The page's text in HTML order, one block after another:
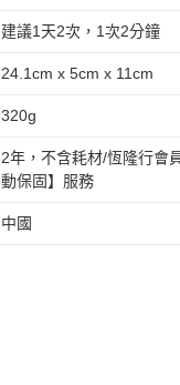
建議1天2次，1次2分鐘
24.1cm x 5cm x 11cm
320g
2年，不含耗材/恆隆行會
動保固】服務
中國